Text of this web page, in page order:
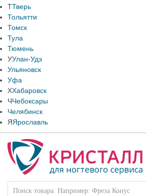
ТТверь
Тольятти
Томск
Тула
Тюмень
УУлан-Удэ
Ульяновск
Уфа
ХХабаровск
ЧЧебоксары
Челябинск
ЯЯрославль